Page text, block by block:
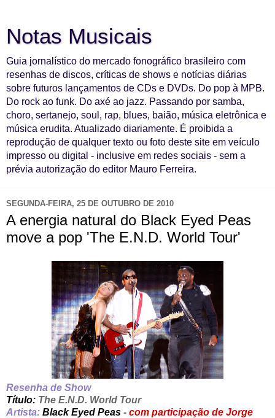
Notas Musicais
Guia jornalístico do mercado fonográfico brasileiro com
resenhas de discos, críticas de shows e notícias diárias
sobre futuros lançamentos de CDs e DVDs. Do pop à MPB.
Do rock ao funk. Do axé ao jazz. Passando por samba,
choro, sertanejo, soul, rap, blues, baião, música eletrônica e
música erudita. Atualizado diariamente. É proibida a
reprodução de qualquer texto ou foto deste site em veículo
impresso ou digital - inclusive em redes sociais - sem a
prévia autorização do editor Mauro Ferreira.
SEGUNDA-FEIRA, 25 DE OUTUBRO DE 2010
A energia natural do Black Eyed Peas
move a pop 'The E.N.D. World Tour'
Resenha de Show
Título: The E.N.D. World Tour
Artista: Black Eyed Peas - com participação de Jorge